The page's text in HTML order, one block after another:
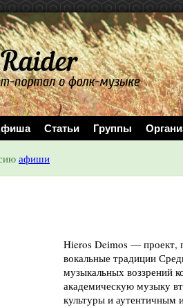
Статьи Группы
афиши
Hieros Deimos — проект,
вокальные традиции
музыкальных воззрений
академическую музыку
культуры и аутентичным